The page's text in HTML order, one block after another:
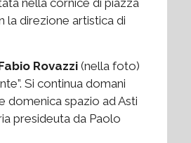
la direzione artistica di
Rovazzi (nella foto)
Si continua domani
domenica spazio ad Asti
presideuta da Paolo